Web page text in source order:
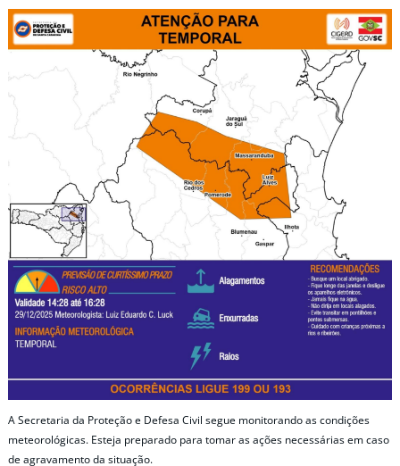
A Secretaria da Proteção e Defesa Civil segue monitorando as condições
meteorológicas. Esteja preparado para tomar as ações necessárias em caso
de agravamento da situação.